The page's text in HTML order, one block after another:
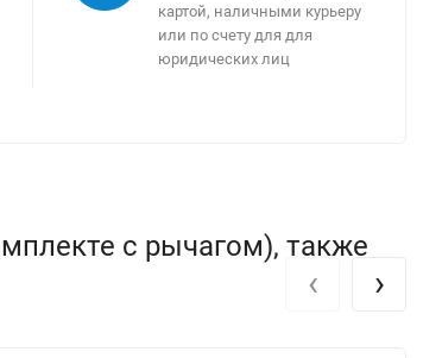
картой, наличными курьеру
или по счету для для
юридических лиц
с рычагом), также
‹ ›